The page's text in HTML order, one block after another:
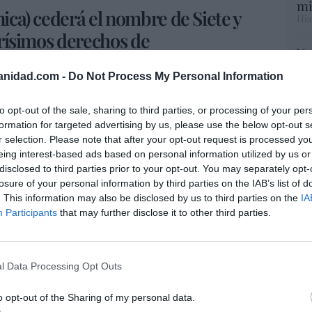
- Do Not Process My Personal Information
opt-out of the sale, sharing to third parties, or processing of your
for targeted advertising by us, please use the below opt-out
selection. Please note that after your opt-out request is processed
interest-based ads based on personal information utilized by us
to third parties prior to your opt-out. You may separately
of your personal information by third parties on the IAB’s list of
This information may also be disclosed by us to third parties on the
Participants that may further disclose it to other third parties.
Data Processing Opt Outs
opt-out of the Sharing of my personal data.
cederá el nombre de Siete y
derechos de
de fútbol, para convertir
en cerrado, mitad en
de cuadrar
que hizo carrera política conCarlos
negocios, es otro progresista millonario, un
todo manos, y corazón socialista, amante
ahora figura como accionista de la nueva
a pagar la fiesta del nuevo canal de TV
Siete no deja de ser una marca de